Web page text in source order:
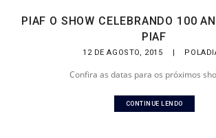
PIAF O SHOW CELEBRANDO 100
PIAF
12 DE AGOSTO, 2015 |
Confira as datas para os próximos
CONTINUE LENDO